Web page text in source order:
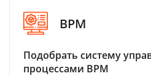
BPM
Подобрать систему
процессами BPM